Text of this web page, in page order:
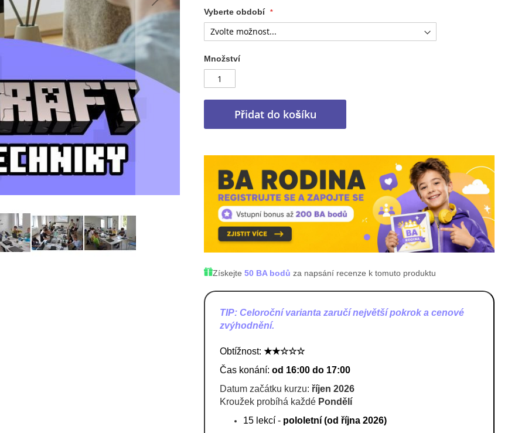
Vyberte období
Množství
Přidat do košíku
Získejte 50 BA bodů za napsání recenze k tomuto produktu
TIP: Celoroční varianta zaručí největší pokrok a cenové
zvýhodnění.
Obtížnost: ★★☆☆☆
Čas konání: od 16:00 do 17:00
Datum začátku kurzu: říjen 2026
Kroužek probíhá každé Pondělí
15 lekcí - pololetní (od října 2026)